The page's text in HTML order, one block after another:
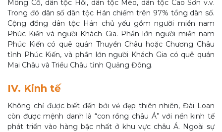
Mông Cổ, dân tộc Hồi, dân tộc Mèo, dân tộc Cao Sơn v.v.
Trong đó dân số dân tộc Hán chiếm trên 97% tổng dân số.
Cộng đồng dân tộc Hán chủ yếu gồm người miền nam
Phúc Kiến và người Khách Gia. Phần lớn người miền nam
Phúc Kiến có quê quán Thuyền Châu hoặc Chương Châu
tỉnh Phúc Kiến, và phần lớn người Khách Gia có quê quán
Mai Châu và Triều Châu tỉnh Quảng Đông.
IV. Kinh tế
Không chỉ được biết đến bởi vẻ đẹp thiên nhiên, Đài Loan
còn được mệnh danh là “con rồng châu Á” với nền kinh tế
phát triển vào hàng bậc nhất ở khu vực châu Á. Ngoài sự